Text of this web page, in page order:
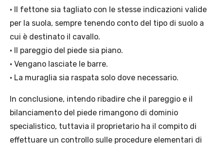
• Il fettone sia tagliato con le stesse indicazioni valide
per la suola, sempre tenendo conto del tipo di suolo a
cui è destinato il cavallo.
• Il pareggio del piede sia piano.
• Vengano lasciate le barre.
• La muraglia sia raspata solo dove necessario.
In conclusione, intendo ribadire che il pareggio e il
bilanciamento del piede rimangono di dominio
specialistico, tuttavia il proprietario ha il compito di
effettuare un controllo sulle procedure elementari di